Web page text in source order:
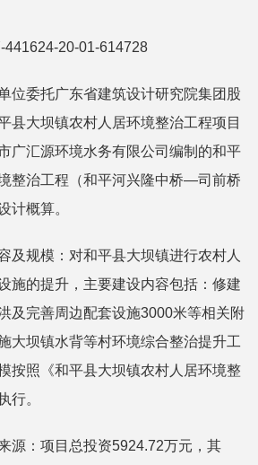
20-01-614728
委托广东省建筑设计研究院集团股
县大坝镇农村人居环境整治工程项目
广汇源环境水务有限公司编制的和平
整治工程（和平河兴隆中桥—司前桥
计概算。
规模：对和平县大坝镇进行农村人
施的提升，主要建设内容包括：修建
及完善周边配套设施3000米等相关附
大坝镇水背等村环境综合整治提升工
按照《和平县大坝镇农村人居环境整
行。
：项目总投资5924.72万元，其